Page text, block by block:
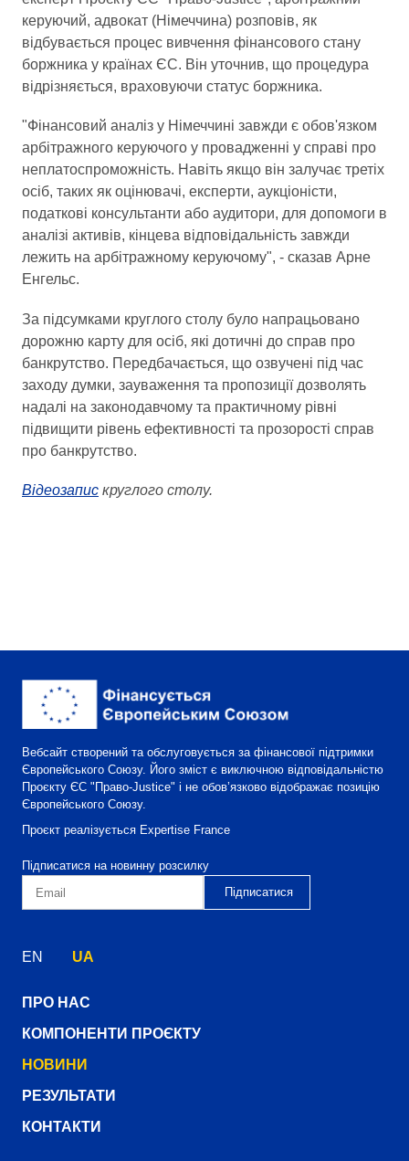
керуючий, адвокат (Німеччина) розповів, як
відбувається процес вивчення фінансового стану
боржника у країнах ЄС. Він уточнив, що процедура
відрізняється, враховуючи статус боржника.
"Фінансовий аналіз у Німеччині завжди є обов'язком
арбітражного керуючого у провадженні у справі про
неплатоспроможність. Навіть якщо він залучає третіх
осіб, таких як оцінювачі, експерти, аукціоністи,
податкові консультанти або аудитори, для допомоги в
аналізі активів, кінцева відповідальність завжди
лежить на арбітражному керуючому", - сказав Арне
Енгельс.
За підсумками круглого столу було напрацьовано
дорожню карту для осіб, які дотичні до справ про
банкрутство. Передбачається, що озвучені під час
заходу думки, зауваження та пропозиції дозволять
надалі на законодавчому та практичному рівні
підвищити рівень ефективності та прозорості справ
про банкрутство.
Відеозапис круглого столу.
Вебсайт створений та обслуговується за фінансової підтримки
Європейського Союзу. Його зміст є виключною відповідальністю
Проєкту ЄС "Право-Justice" і не обов’язково відображає позицію
Європейського Союзу.
Проєкт реалізується Expertise France
Підписатися на новинну розсилку
EN UA
ПРО НАС
КОМПОНЕНТИ ПРОЄКТУ
НОВИНИ
РЕЗУЛЬТАТИ
КОНТАКТИ